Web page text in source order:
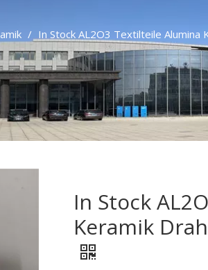
/ In Stock AL2O3 Textilteile Alumina
In Stock
Keramik